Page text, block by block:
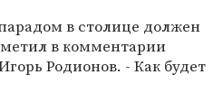
в столице должен
в комментарии
Родионов. - Как будет